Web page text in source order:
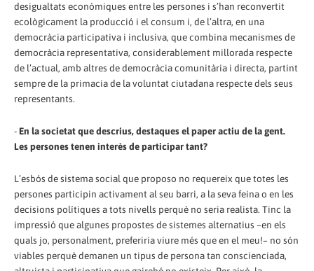
desigualtats econòmiques entre les persones i s’han reconvertit
ecològicament la producció i el consum i, de l’altra, en una
democràcia participativa i inclusiva, que combina mecanismes de
democràcia representativa, considerablement millorada respecte
de l’actual, amb altres de democràcia comunitària i directa, partint
sempre de la primacia de la voluntat ciutadana respecte dels seus
representants.
- En la societat que descrius, destaques el paper actiu de la gent.
Les persones tenen interès de participar tant?
L’esbós de sistema social que proposo no requereix que totes les
persones participin activament al seu barri, a la seva feina o en les
decisions polítiques a tots nivells perquè no seria realista. Tinc la
impressió que algunes propostes de sistemes alternatius –en els
quals jo, personalment, preferiria viure més que en el meu!– no són
viables perquè demanen un tipus de persona tan conscienciada,